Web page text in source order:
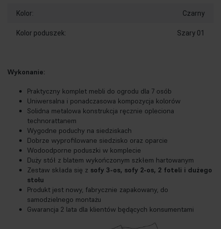
Kolor: Czarny
Kolor poduszek: Szary 01
Wykonanie:
Praktyczny komplet mebli do ogrodu dla 7 osób
Uniwersalna i ponadczasowa kompozycja kolorów
Solidna metalowa konstrukcja ręcznie opleciona
technorattanem
Wygodne poduchy na siedziskach
Dobrze wyprofilowane siedzisko oraz oparcie
Wodoodporne poduszki w komplecie
Duży stół z blatem wykończonym szkłem hartowanym
Zestaw składa się z sofy 3-os, sofy 2-os, 2 foteli i dużego
stołu
Produkt jest nowy, fabrycznie zapakowany, do
samodzielnego montażu
Gwarancja 2 lata dla klientów będących konsumentami